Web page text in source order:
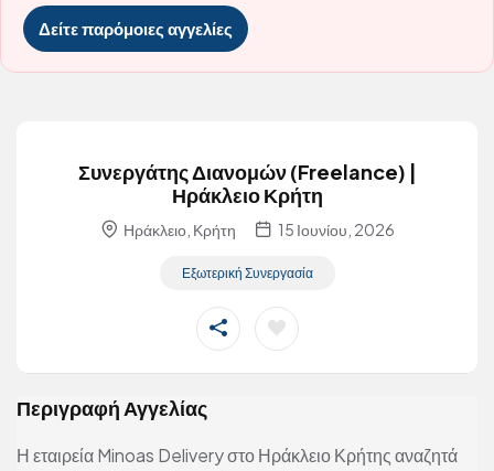
Δείτε παρόμοιες αγγελίες
Συνεργάτης Διανομών (Freelance) |
Ηράκλειο Κρήτη
Ηράκλειο, Κρήτη 15 Ιουνίου, 2026
Εξωτερική Συνεργασία
Περιγραφή Αγγελίας
Η εταιρεία Minoas Delivery στο Ηράκλειο Κρήτης αναζητά